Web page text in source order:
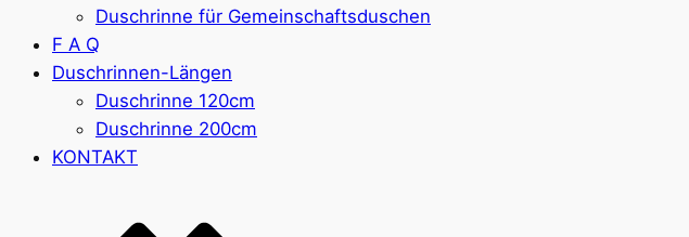
Duschrinne für Gemeinschaftsduschen
F A Q
Duschrinnen-Längen
Duschrinne 120cm
Duschrinne 200cm
KONTAKT